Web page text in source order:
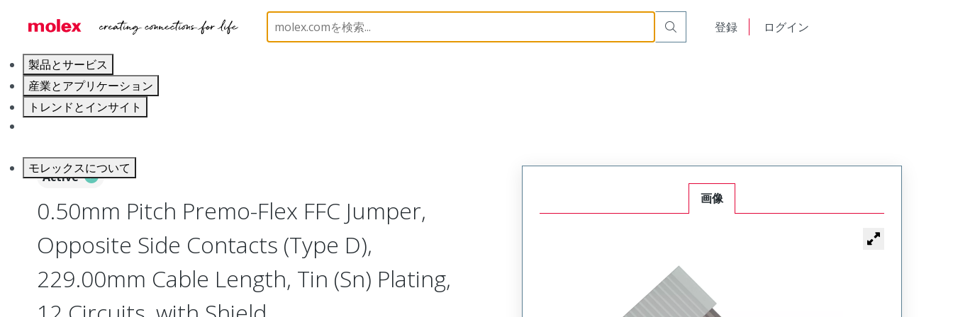
登録 ログイン
製品とサービス
産業とアプリケーション
トレンドとインサイト
モレックスについて
Flat-Flexible Cable (FFC) 15366 153660134
Active
0.50mm Pitch Premo-Flex FFC Jumper,
Opposite Side Contacts (Type D),
229.00mm Cable Length, Tin (Sn) Plating,
画像